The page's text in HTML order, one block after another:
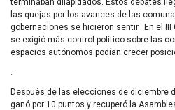
terminaban dilapidados. Estos debates
las quejas por los avances de las
gobernaciones se hicieron sentir. En el III
se exigió más control político sobre las
espacios autónomos podían crecer
Después de las elecciones de diciembre
ganó por 10 puntos y recuperó la